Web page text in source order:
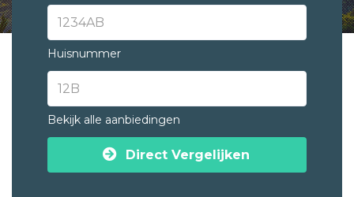
Huisnummer
Bekijk alle aanbiedingen
Direct Vergelijken